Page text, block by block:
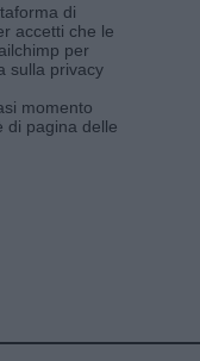
di
accetti che le
per
sulla privacy
momento
di pagina delle